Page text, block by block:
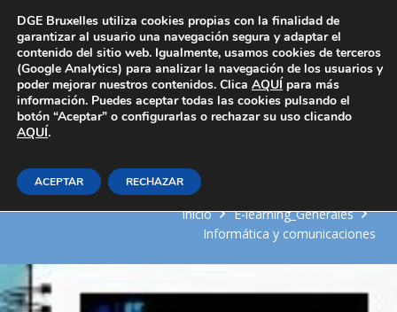
Área Privada
Diseño de datos en sistemas ERP-
CRM
Inicio
E-learning_Generales
Informática y comunicaciones
DGE Bruxelles utiliza cookies propias con la finalidad de
garantizar al usuario una navegación segura y adaptar el
contenido del sitio web. Igualmente, usamos cookies de terceros
(Google Analytics) para analizar la navegación de los usuarios y
poder mejorar nuestros contenidos. Clica AQUÍ para más
información. Puedes aceptar todas las cookies pulsando el
botón “Aceptar” o configurarlas o rechazar su uso clicando
AQUÍ.
ACEPTAR RECHAZAR